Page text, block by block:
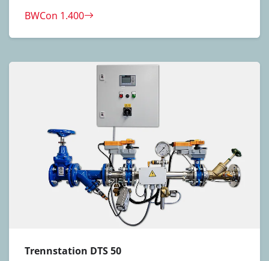
BWCon 1.400
Trennstation DTS 50